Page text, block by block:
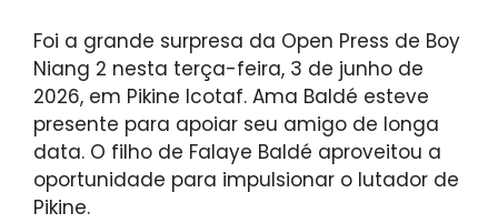
Foi a grande surpresa da Open Press de Boy
Niang 2 nesta terça-feira, 3 de junho de
2026, em Pikine Icotaf. Ama Baldé esteve
presente para apoiar seu amigo de longa
data. O filho de Falaye Baldé aproveitou a
oportunidade para impulsionar o lutador de
Pikine.